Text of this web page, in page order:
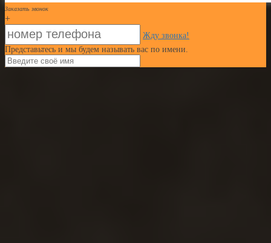
Заказать звонок
+
Жду звонка!
Представьтесь и мы будем называть вас по имени.